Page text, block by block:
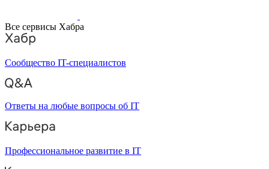
Все сервисы Хабра
Сообщество IT-специалистов
Ответы на любые вопросы об IT
Профессиональное развитие в IT